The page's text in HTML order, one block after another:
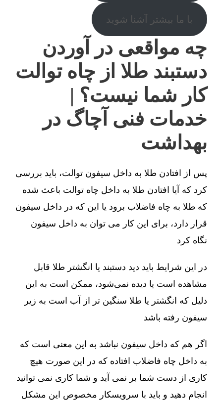
با ما بیشتر آشنا شوید
چه مواقعی در آوردن
دستبند طلا از چاه توالت
کار شما نیست؟ |
خدمات فنی آچاگ در
بهداشت
پس از افتادن طلا به داخل سیفون توالت، باید بررسی
کرد که آیا افتادن طلا به داخل چاه توالت باعث شده
که طلا به چاه فاضلاب برود یا این که در داخل سیفون
قرار دارد، برای این کار می توان به داخل سیفون
نگاه کرد
در این شرایط باید دید دستبند یا انگشتر طلا قابل
مشاهده است یا دیده نمی‌شود، ممکن است به این
دلیل که انگشتر یا طلا سنگین تر از آب است به زیر
سیفون رفته باشد
اگر هم که داخل سیفون نباشد به این معنی است که
به داخل چاه فاضلاب افتاده که در این صورت هیچ
کاری از دست شما بر نمی آید و شما کاری نمی توانید
انجام دهید و باید با سرویسکار مخصوص این مشکل